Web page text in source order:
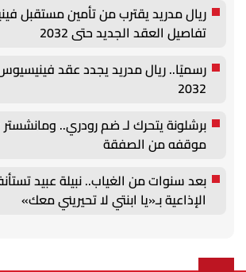
ريال مدريد يقترب من تأمين مستقبل
تفاصيل العقد الجديد حتى 2032
رسميًا.. ريال مدريد يجدد عقد
2032
برشلونة يتحرك لـ ضم رودري..
موقفه من الصفقة
بعد سنوات من الغياب.. نبيلة عبيد
الإذاعية بـ«يا ابنتي لا تحيريني معك»